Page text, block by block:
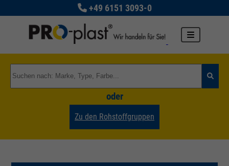
+49 6151 3093-0
oder
Zu den Rohstoffgruppen